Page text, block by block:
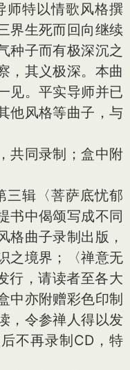
师特以情歌风格撰
界生死而回向继续
种子而有极深沉之
，其义极深。本曲
见。平实导师并已
他风格等曲子，与
同录制；盒中附
辑〈菩萨底忧郁
书中偈颂写成不同
格曲子录制出版，
之境界；〈禅意无
行，请读者至各大
中亦附赠彩色印制
，令参禅人得以发
不再录制CD，特